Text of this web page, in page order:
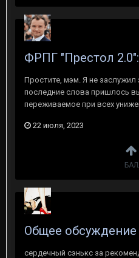
ФРПГ "Престол
Простите, мэм. Я не заслужил
последние слова пришлось
переживаемое при всех
22 июля, 2023
Общее обсуждение
сердечный сэнькс за